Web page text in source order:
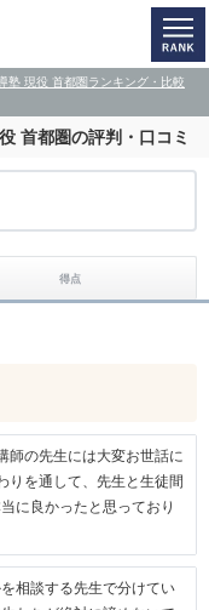
塾 現役 首都圏ランキング・比較
首都圏の評判・口コミ
得点
師の先生には大変お世話に
りを通して、先生と生徒間
に良かったと思っており
相談する先生で分けてい